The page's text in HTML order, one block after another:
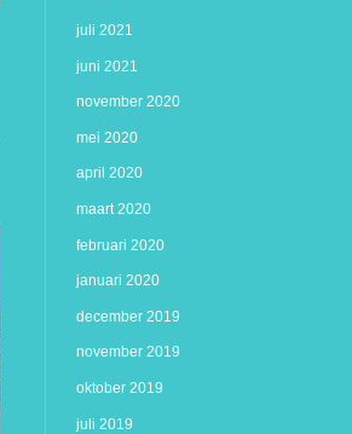
juli 2021
juni 2021
november 2020
mei 2020
april 2020
maart 2020
februari 2020
januari 2020
december 2019
november 2019
oktober 2019
juli 2019